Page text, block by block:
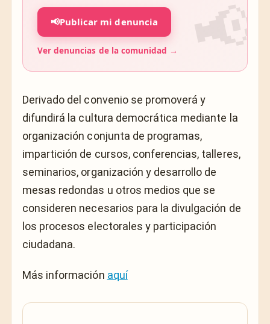
📢Publicar mi denuncia
Ver denuncias de la comunidad →
Derivado del convenio se promoverá y
difundirá la cultura democrática mediante la
organización conjunta de programas,
impartición de cursos, conferencias, talleres,
seminarios, organización y desarrollo de
mesas redondas u otros medios que se
consideren necesarios para la divulgación de
los procesos electorales y participación
ciudadana.
Más información aquí